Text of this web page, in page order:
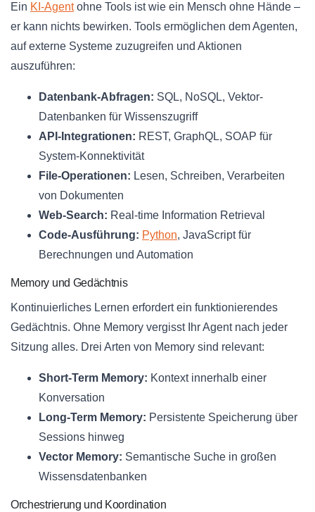
Ein KI-Agentohne Tools ist wie ein Mensch ohne Hände –
er kann nichts bewirken. Tools ermöglichen dem Agenten,
auf externe Systeme zuzugreifen und Aktionen
auszuführen:
Datenbank-Abfragen: SQL, NoSQL, Vektor-
Datenbanken für Wissenszugriff
API-Integrationen: REST, GraphQL, SOAP für
System-Konnektivität
File-Operationen: Lesen, Schreiben, Verarbeiten
von Dokumenten
Web-Search: Real-time Information Retrieval
Code-Ausführung: Python, JavaScript für
Berechnungen und Automation
Memory und Gedächtnis
Kontinuierliches Lernen erfordert ein funktionierendes
Gedächtnis. Ohne Memory vergisst Ihr Agent nach jeder
Sitzung alles. Drei Arten von Memory sind relevant:
Short-Term Memory: Kontext innerhalb einer
Konversation
Long-Term Memory: Persistente Speicherung über
Sessions hinweg
Vector Memory: Semantische Suche in großen
Wissensdatenbanken
Orchestrierung und Koordination